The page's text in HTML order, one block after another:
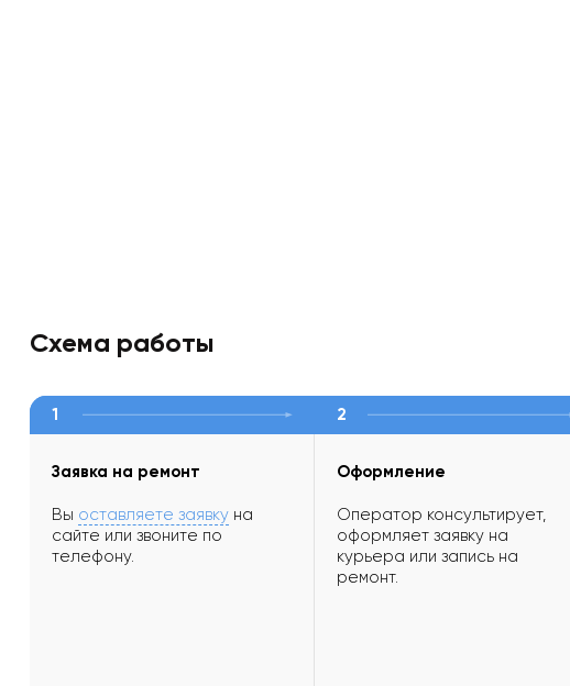
Схема работы
1
Заявка на ремонт
Вы оставляете заявку на
сайте или звоните по
телефону.
2
Оформление
Оператор консультирует,
оформляет заявку на
курьера или запись на
ремонт.